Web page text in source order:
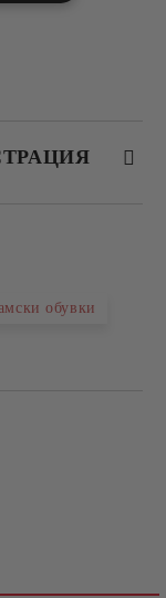
обувки